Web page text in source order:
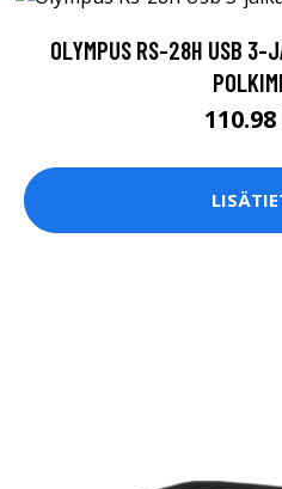
OLYMPUS RS-28H USB 3-